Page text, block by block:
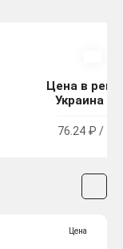
Цена в
Украина
76.24 ₽ / 42
Цена